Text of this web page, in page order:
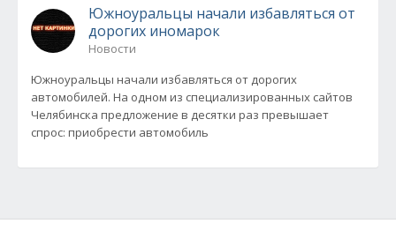
Южноуральцы начали избавляться от
дорогих иномарок
Новости
Южноуральцы начали избавляться от дорогих
автомобилей. На одном из специализированных сайтов
Челябинска предложение в десятки раз превышает
спрос: приобрести автомобиль